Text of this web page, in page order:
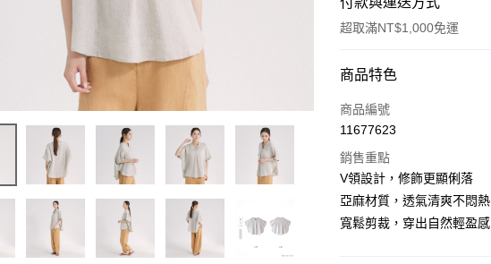
超取滿NT$1,000免運
付款方式
信用卡一次付款
LINE Pay
Apple Pay
商品特色
商品編號
11677623
銷售重點
V領設計，修飾更顯俐落
亞麻材質，透氣清爽不悶熱
寬鬆剪裁，穿出自然輕盈感